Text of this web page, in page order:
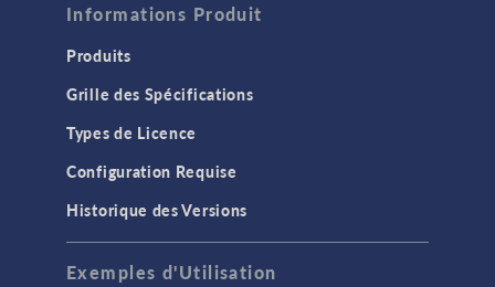
Informations Produit
Produits
Grille des Spécifications
Types de Licence
Configuration Requise
Historique des Versions
Exemples d'Utilisation